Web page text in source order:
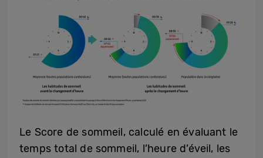
Le Score de sommeil, calculé en évaluant le
temps total de sommeil, l’heure d’éveil, les